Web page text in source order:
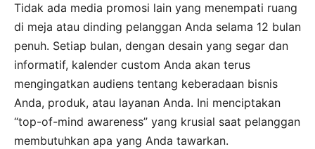
Tidak ada media promosi lain yang menempati ruang
di meja atau dinding pelanggan Anda selama 12 bulan
penuh. Setiap bulan, dengan desain yang segar dan
informatif, kalender custom Anda akan terus
mengingatkan audiens tentang keberadaan bisnis
Anda, produk, atau layanan Anda. Ini menciptakan
“top-of-mind awareness” yang krusial saat pelanggan
membutuhkan apa yang Anda tawarkan.